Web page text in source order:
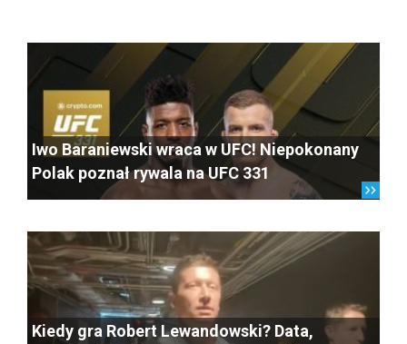
Iwo Baraniewski wraca w UFC! Niepokonany
Polak poznał rywala na UFC 331
Kiedy gra Robert Lewandowski? Data,